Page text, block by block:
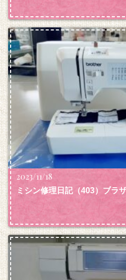
2023/11/18
ミシン修理日記（403）ブラ